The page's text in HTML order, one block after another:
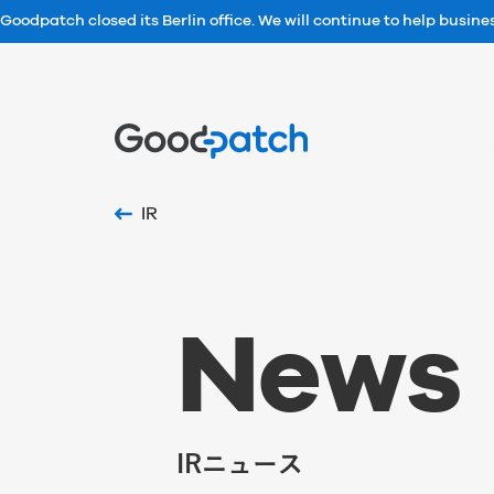
Goodpatch closed its Berlin office. We will continue to help
IR
N ews
IRニュース